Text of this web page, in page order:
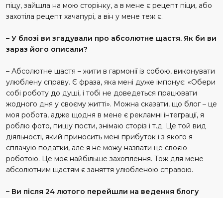
піцу, зайшла на мою сторінку, а в мене є рецепт піци, або
захотіла рецепт хачапурі, а він у мене теж є.
– У блозі ви згадували про абсолютне щастя. Як би ви
зараз його описали?
– Абсолютне щастя – жити в гармонії із собою, виконувати
улюблену справу. Є фраза, яка мені дуже імпонує: «Обери
собі роботу до душі, і тобі не доведеться працювати
жодного дня у своєму житті». Можна сказати, що блог – це
моя робота, адже щодня в мене є рекламні інтеграції, я
роблю фото, пишу пости, знімаю сторіз і т.д. Це той вид
діяльності, який приносить мені прибуток і з якого я
сплачую податки, але я не можу назвати це своєю
роботою. Це моє найбільше захоплення. Тож для мене
абсолютним щастям є заняття улюбленою справою.
– Ви після 24 лютого перейшли на ведення блогу